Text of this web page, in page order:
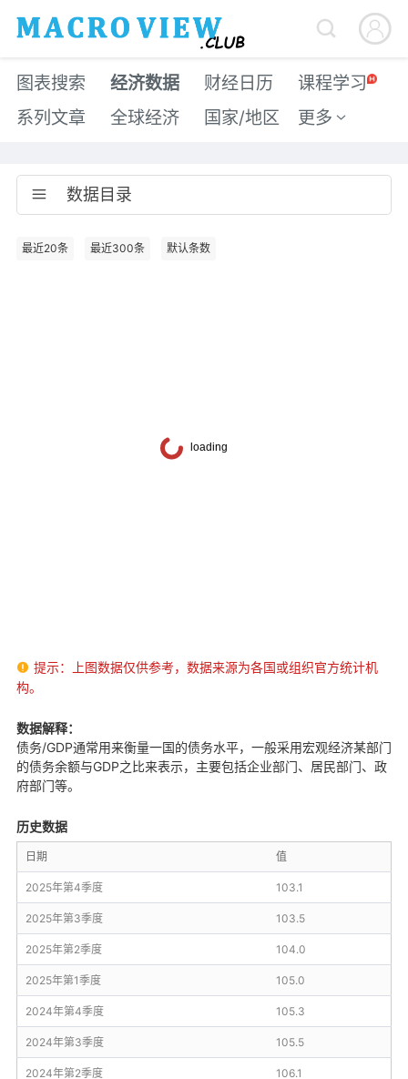


图表搜索 经济数据 财经日历
课程学习
系列文章
全球经济 国家/地区 更多 
 数据目录
最近20条 最近300条 默认条数
 提示：上图数据仅供参考，数据来源为各国或组织官方统计机
构。
数据解释：
债务/GDP通常用来衡量一国的债务水平，一般采用宏观经济某部门
的债务余额与GDP之比来表示，主要包括企业部门、居民部门、政
府部门等。
历史数据
日期 值
2025年第4季度 103.1
2025年第3季度 103.5
2025年第2季度 104.0
2025年第1季度 105.0
2024年第4季度 105.3
2024年第3季度 105.5
2024年第2季度 106.1